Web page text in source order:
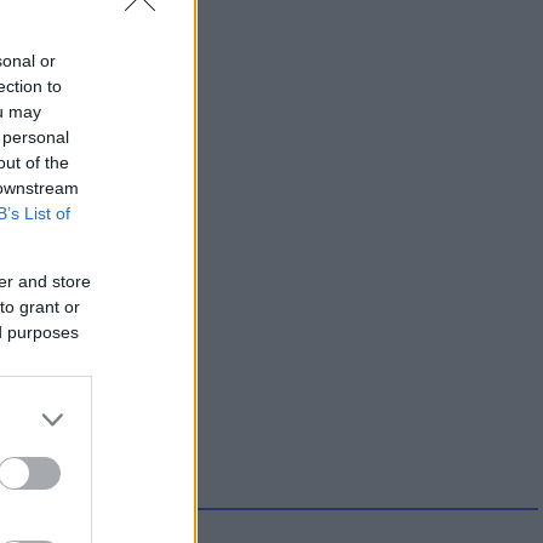
or
to
may
of the
List of
and store
grant or
purposes